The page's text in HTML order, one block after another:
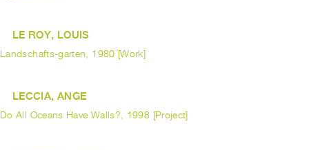
LE ROY, LOUIS
Landschafts-garten, 1980 [Work]
LECCIA, ANGE
Do All Oceans Have Walls?, 1998 [Project]